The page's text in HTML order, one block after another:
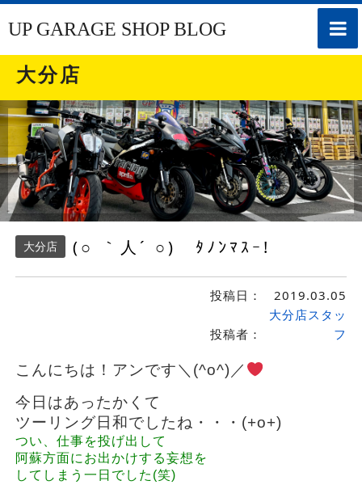
toggle
UP GARAGE SHOP BLOG
大分店
大分店 (○ ｀人´ ○) ﾀﾉﾝﾏｽｰ!
投稿日： 2019.03.05
投稿者：
大分店スタッ
フ
こんにちは！アンです＼(^o^)／
今日はあったかくて
ツーリング日和でしたね・・・(+o+)
つい、仕事を投げ出して
阿蘇方面にお出かけする妄想を
してしまう一日でした(笑)